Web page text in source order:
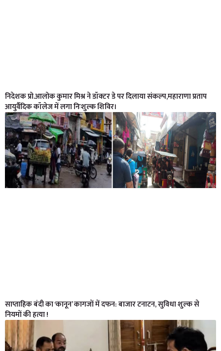
निदेशक प्रो.आलोक कुमार मिश्र ने डॉक्टर डे पर दिलाया संकल्प,महाराणा प्रताप
आयुर्वैदिक कॉलेज में लगा निःशुल्क शिविर।
साप्ताहिक बंदी का ‘कानून’ कागजों में दफन: बाजार टनाटन, सुविधा शुल्क से
नियमों की हत्या !